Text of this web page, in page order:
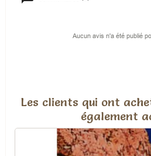
Aucun avis n'a été publié
Les clients qui ont
également